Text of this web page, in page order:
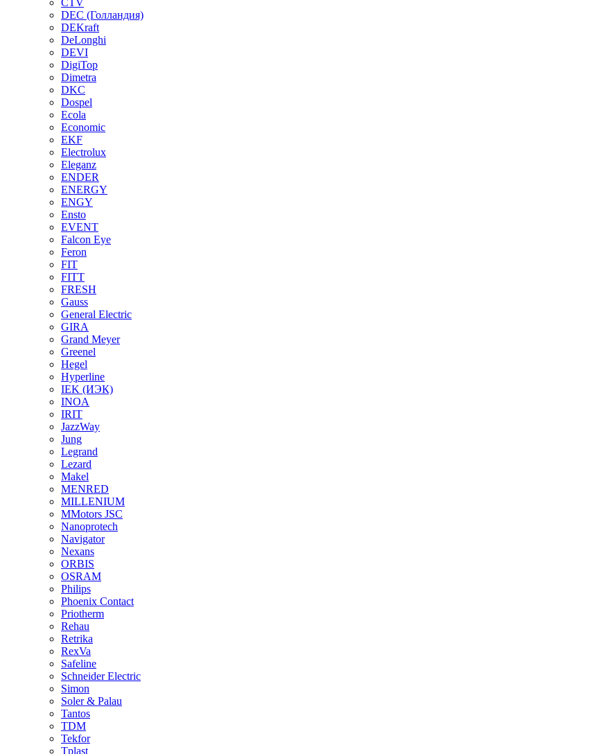
DEC (Голландия)
DEKraft
DeLonghi
DEVI
DigiTop
Dimetra
DKC
Dospel
Ecola
Economic
EKF
Electrolux
Eleganz
ENDER
ENERGY
ENGY
Ensto
EVENT
Falcon Eye
Feron
FIT
FITT
FRESH
Gauss
General Electric
GIRA
Grand Meyer
Greenel
Hegel
Hyperline
IEK (ИЭК)
INOA
IRIT
JazzWay
Jung
Legrand
Lezard
Makel
MENRED
MILLENIUM
MMotors JSC
Nanoprotech
Navigator
Nexans
ORBIS
OSRAM
Philips
Phoenix Contact
Priotherm
Rehau
Retrika
RexVa
Safeline
Schneider Electric
Simon
Soler & Palau
Tantos
TDM
Tekfor
Tplast